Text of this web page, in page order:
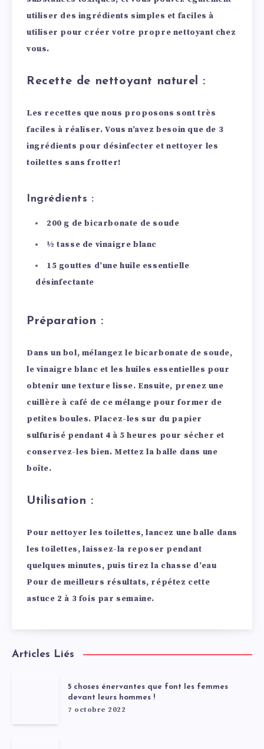
utiliser des ingrédients simples et faciles à
utiliser pour créer votre propre nettoyant chez
vous.
Recette de nettoyant naturel :
Les recettes que nous proposons sont très
faciles à réaliser. Vous n’avez besoin que de 3
ingrédients pour désinfecter et nettoyer les
toilettes sans frotter!
Ingrédients :
200 g de bicarbonate de soude
½ tasse de vinaigre blanc
15 gouttes d’une huile essentielle
désinfectante
Préparation :
Dans un bol, mélangez le bicarbonate de soude,
le vinaigre blanc et les huiles essentielles pour
obtenir une texture lisse. Ensuite, prenez une
cuillère à café de ce mélange pour former de
petites boules. Placez-les sur du papier
sulfurisé pendant 4 à 5 heures pour sécher et
conservez-les bien. Mettez la balle dans une
boîte.
Utilisation :
Pour nettoyer les toilettes, lancez une balle dans
les toilettes, laissez-la reposer pendant
quelques minutes, puis tirez la chasse d’eau
Pour de meilleurs résultats, répétez cette
astuce 2 à 3 fois par semaine.
Articles Liés
5 choses énervantes que font les femmes
devant leurs hommes !
7 octobre 2022